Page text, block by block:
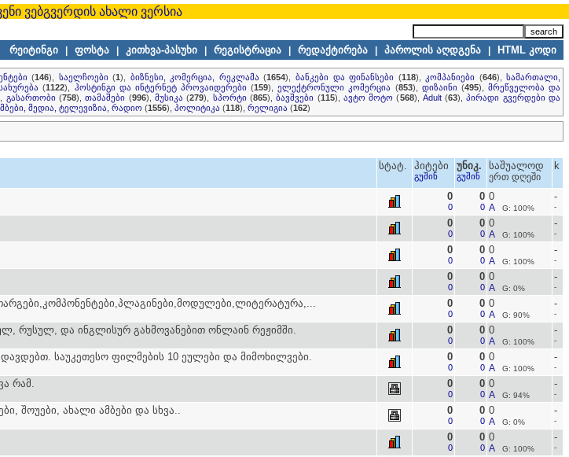
ვებგვერდის ახალი ვერსია
რეიტინგი
ფოსტა კითხვა-პასუხი რეგისტრაცია რედაქტირება პაროლის აღდგენა HTML კოდი
(146), საელჩოები(1), ბიზნესი, კომერცია, რეკლამა (1654), ბანკები და ფინანსები (118), კომპანიები (646),სამართალი,
(1122), ჰოსტინგი და ინტერნეტ პროვაიდერები(159), ელექტრონული კომერცია (853), დიზაინი(495), მრეწველობა და
გასართობი(758),თამაშები (996), მუსიკა (279), სპორტი(865),ბავშვები (115), ავტო მოტო (568), Adult(63),პირადი გვერდები და
მედია, ტელევიზია, რადიო (1556), პოლიტიკა (118), რელიგია (162)
სტატ. ჰიტები
გუშინ
უნიკ.
გუშინ
საშუალოდ
ერთ დღეში
k
0
0
0
0
0
A G: 100%
-
-
0
0
0
0
0
A G: 100%
-
-
0
0
0
0
0
A G: 100%
-
-
0
0
0
0
0
A G: 0%
-
-
0
0
0
0
0
A G: 90%
-
-
რუსულ, და ინგლისურ გახმოვანებით ონლაინ რეჟიმში. 0
0
0
0
0
A G: 100%
-
-
საუკეთესო ფილმების 10 ეულები და მიმოხილვები. 0
0
0
0
0
A G: 100%
-
-
რამ. 0
0
0
0
0
A G: 94%
-
-
შოუები, ახალი ამბები და სხვა.. 0
0
0
0
0
A G: 0%
-
-
0
0
0
0
0
A G: 100%
-
-